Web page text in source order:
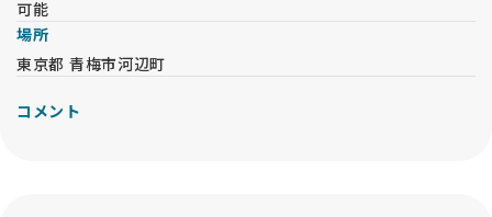
可能
場所
東京都 青梅市河辺町
コメント